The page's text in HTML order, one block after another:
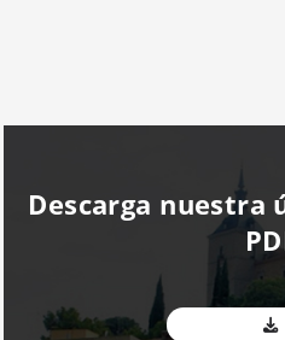
Descarga nuestra